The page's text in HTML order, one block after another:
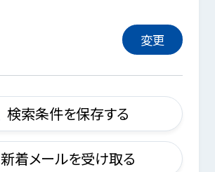
変更
検索条件を保存する
新着メールを受け取る